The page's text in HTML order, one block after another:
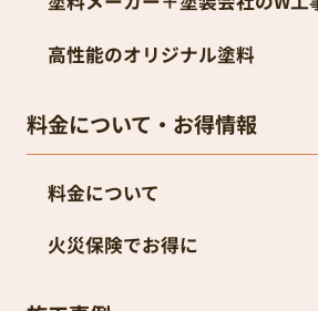
火災保険でお得に
全ての事例
外壁塗装の事例
屋根塗装の事例